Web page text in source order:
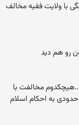
با ولایت فقیه مخالف
رو هم دید
مخالفت با
به احکام اسلام